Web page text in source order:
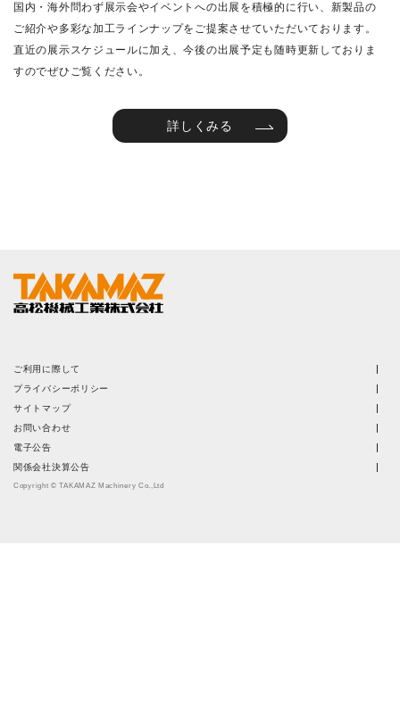
国内・海外問わず展示会やイベントへの出展を積極的に行い、新製品の
ご紹介や多彩な加工ラインナップをご提案させていただいております。
直近の展示スケジュールに加え、今後の出展予定も随時更新しておりま
すのでぜひご覧ください。
詳しくみる
ご利用に際して
プライバシーポリシー
サイトマップ
お問い合わせ
電子公告
関係会社決算公告
Copyright © TAKAMAZ Machinery Co.,Ltd